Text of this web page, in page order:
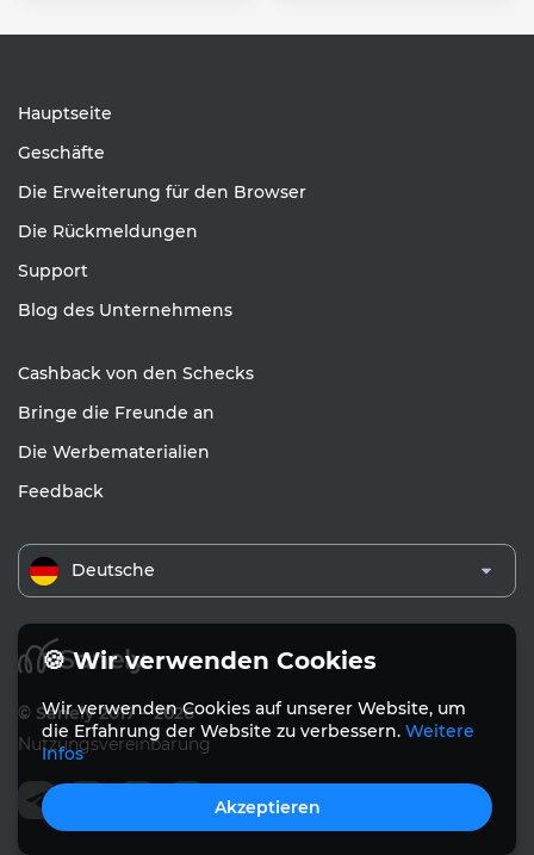
Hauptseite
Geschäfte
Die Erweiterung für den Browser
Die Rückmeldungen
Support
Blog des Unternehmens
Cashback von den Schecks
Bringe die Freunde an
Die Werbematerialien
Feedback
Deutsche
© Sanely 2017 – 2026
Nutzungsvereinbarung
🍪 Wir verwenden Cookies
Wir verwenden Cookies auf unserer Website, um
die Erfahrung der Website zu verbessern. Weitere
Infos
Akzeptieren